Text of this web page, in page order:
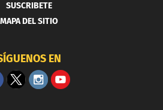
SUSCRIBETE
MAPA DEL SITIO
EN